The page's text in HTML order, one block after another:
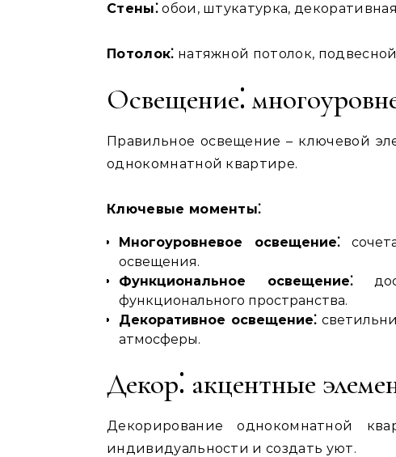
Стены⁚обои, штукатурка,
Потолок⁚ натяжной потолок,
Освещение⁚
Правильное освещение – ключевой
однокомнатной квартире.
Ключевые моменты⁚
Многоуровневое освещение⁚
освещения.
Функциональное освещение⁚
функционального пространства.
Декоративное освещение⁚
атмосферы.
Декор⁚ акцентные
Декорирование однокомнатной
индивидуальности и создать уют.